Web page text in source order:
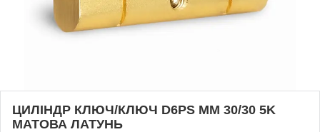
ЦИЛІНДР КЛЮЧ/КЛЮЧ D6PS MM 30/30 5K
МАТОВА ЛАТУНЬ